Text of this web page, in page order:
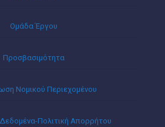
Ομάδα Έργου
Προσβασιμότητα
Νομικού Περιεχομένου
Πολιτική Απορρήτου